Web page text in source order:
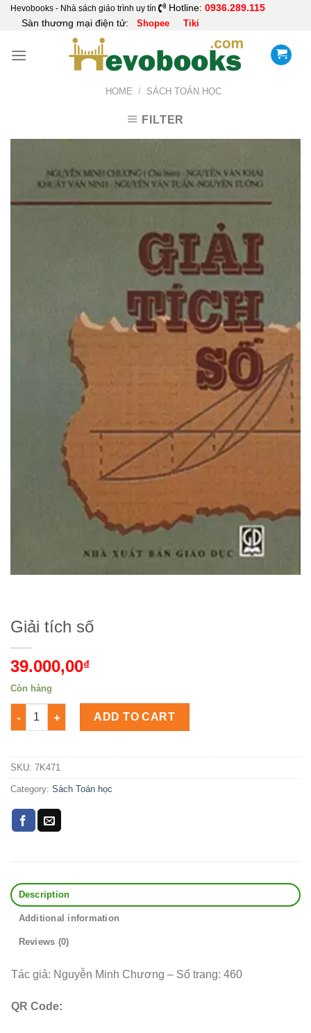
SkipHevobooks - Nhà sách giáo trình uy tín Hotline: 0936.289.115
Sàn thương mại điện tử: Shopee Tiki
HOME / SÁCH TOÁN HỌC
FILTER
Giải tích số
39.000,00₫
Còn hàng
Giải tích số Số lượng
ADD TO CART
SKU: 7K471
Category: Sách Toán học
Description
Additional information
Reviews (0)
Tác giả: Nguyễn Minh Chương – Số trang: 460
QR Code: